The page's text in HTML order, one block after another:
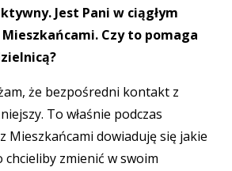
Jest Pani w ciągłym
Czy to pomaga
że bezpośredni kontakt z
To właśnie podczas
Mieszkańcami dowiaduję się jakie
chcieliby zmienić w swoim